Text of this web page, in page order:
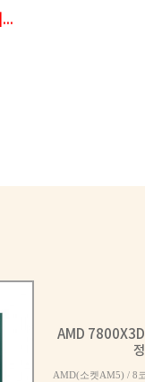
...
AMD
AMD(소켓AM5) / 8